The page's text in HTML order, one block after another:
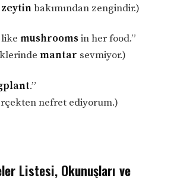
zeytinbakımından zengindir.)
likemushroomsin her food.”
mantar sevmiyor.)
.”
nefret ediyorum.)
Listesi, Okunuşları ve